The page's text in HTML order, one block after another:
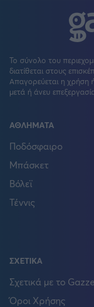
Το σύνολο του
διατίθεται στους
Απαγορεύεται η χρήση
μετά ή άνευ
ΑΘΛΗΜΑΤΑ
Ποδόσφαιρο
Μπάσκετ
Βόλεϊ
Τέννις
ΣΧΕΤΙΚΑ
Σχετικά με το
Όροι Χρήσης